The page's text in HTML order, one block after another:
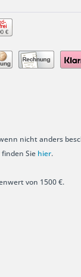
€
nicht anders
Sie hier.
von 1500 €.